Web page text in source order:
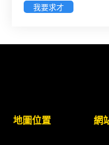
徵詢有意願擔任臺
臺南高分院8/28(五)
我要求才
地圖位置 網